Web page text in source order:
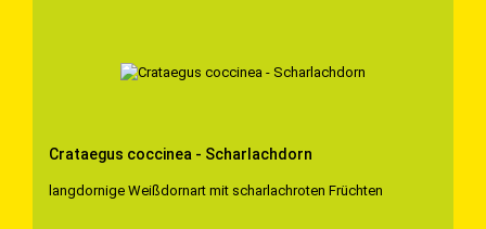
Crataegus coccinea - Scharlachdorn
langdornige Weißdornart mit scharlachroten Früchten